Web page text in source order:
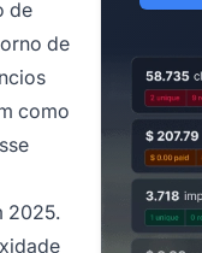
de
de
como
2025.